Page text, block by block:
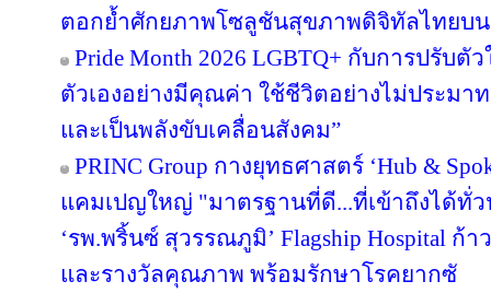
ตอกย้ำศักยภาพโซลูชันสุขภาพดิจิทัลไทยบ
Pride Month 2026 LGBTQ+ กับการปรับตั
ตัวเองอย่างมีคุณค่า ใช้ชีวิตอย่างไม่ประมา
และเป็นพลังขับเคลื่อนสังคม”
PRINC Group กางยุทธศาสตร์ ‘Hub &
แคมเปญใหญ่ "มาตรฐานที่ดี...ที่เข้าถึงได้ทั่ว
‘รพ.พริ้นซ์ สุวรรณภูมิ’ Flagship Hospital ก้
และรางวัลคุณภาพ พร้อมรักษาโรคยากซั